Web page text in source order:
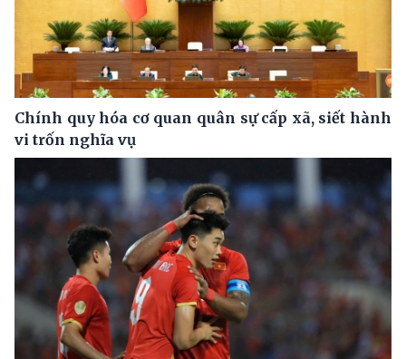
Chính quy hóa cơ quan quân sự cấp xã, siết hành
vi trốn nghĩa vụ